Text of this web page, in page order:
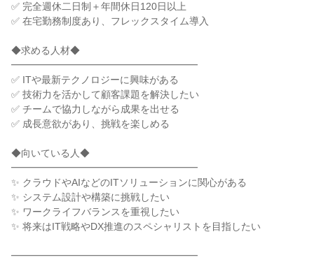
✅ 完全週休二日制＋年間休日120日以上
✅ 在宅勤務制度あり、フレックスタイム導入
◆求める人材◆
━━━━━━━━━━━━━━━━━━━
✅ ITや最新テクノロジーに興味がある
✅ 技術力を活かして顧客課題を解決したい
✅ チームで協力しながら成果を出せる
✅ 成長意欲があり、挑戦を楽しめる
◆向いている人◆
━━━━━━━━━━━━━━━━━━━
✨ クラウドやAIなどのITソリューションに関心がある
✨ システム設計や構築に挑戦したい
✨ ワークライフバランスを重視したい
✨ 将来はIT戦略やDX推進のスペシャリストを目指したい
━━━━━━━━━━━━━━━━━━━